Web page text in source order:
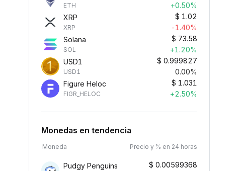
ETH
+0.50%
XRP
XRP
$ 1.02
-1.40%
Solana
SOL
$ 73.58
+1.20%
USD1
USD1
$ 0.999827
0.00%
Figure Heloc
FIGR_HELOC
$ 1.031
+2.50%
Monedas en tendencia
Moneda Precio y % en 24 horas
Pudgy Penguins $ 0.00599368